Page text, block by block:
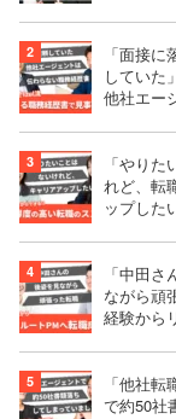
「面接
していた
他社エー
い職務経
「やり
れど、転
ップした
活動のス
「中田さ
ながら頑
経験から
職成功！
「他社転
で約50社